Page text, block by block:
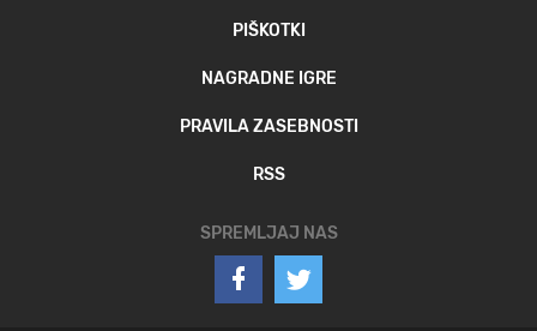
PIŠKOTKI
NAGRADNE IGRE
PRAVILA ZASEBNOSTI
RSS
SPREMLJAJ NAS